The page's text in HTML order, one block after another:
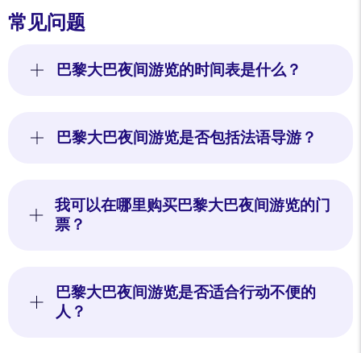
常见问题
巴黎大巴夜间游览的时间表是什么？
巴黎大巴夜间游览是否包括法语导游？
我可以在哪里购买巴黎大巴夜间游览的门
票？
巴黎大巴夜间游览是否适合行动不便的
人？